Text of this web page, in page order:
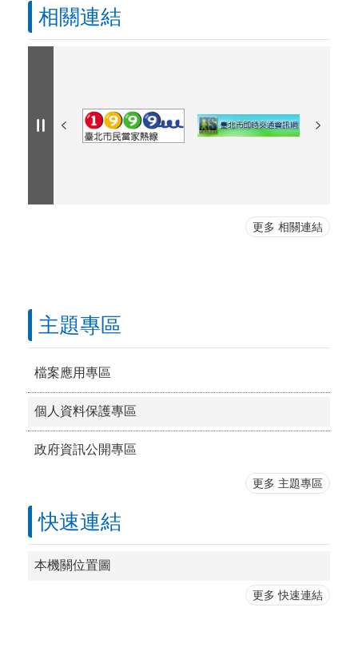
相關連結
更多 相關連結
主題專區
檔案應用專區
個人資料保護專區
政府資訊公開專區
更多 主題專區
快速連結
本機關位置圖
更多 快速連結